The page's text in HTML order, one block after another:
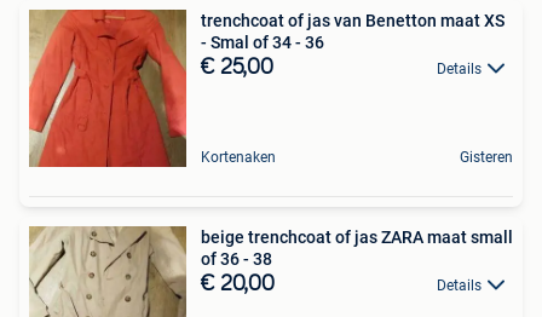
trenchcoat of jas van Benetton maat XS
- Smal of 34 - 36
€ 25,00 Details
Kortenaken Gisteren
beige trenchcoat of jas ZARA maat small
of 36 - 38
€ 20,00 Details